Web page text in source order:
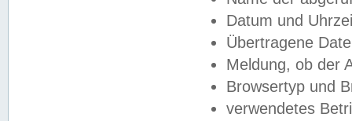
Datum und
Übertragene
Meldung, ob der
Browsertyp und
verwendetes